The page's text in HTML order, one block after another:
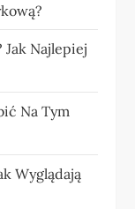
Jak Najlepiej
Na Tym
Wyglądają